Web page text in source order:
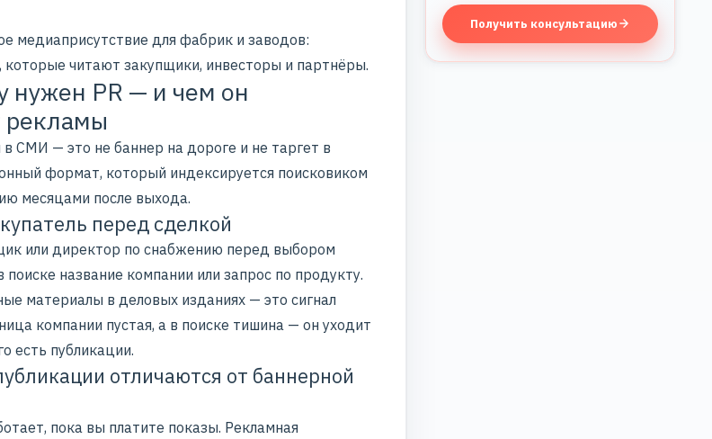
медиаприсутствие для фабрик и заводов:
которые читают закупщики, инвесторы и партнёры.
нужен PR — и чем он
рекламы
СМИ — это не баннер на дороге и не таргет в
формат, который индексируется поисковиком
месяцами после выхода.
перед сделкой
или директор по снабжению перед выбором
название компании или запрос по продукту.
материалы в деловых изданиях — это сигнал
компании пустая, а в поиске тишина — он уходит
есть публикации.
отличаются от баннерной
пока вы платите показы. Рекламная
Получить консультацию